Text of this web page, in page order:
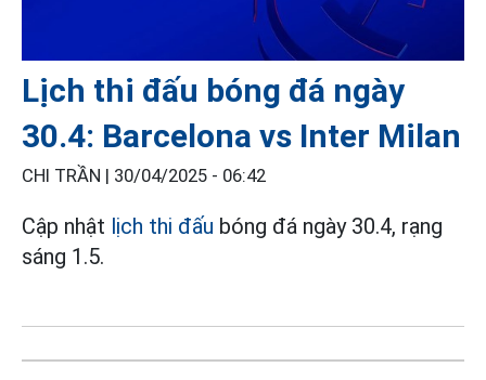
Lịch thi đấu bóng đá ngày
30.4: Barcelona vs Inter Milan
CHI TRẦN | 30/04/2025 - 06:42
Cập nhật lịch thi đấu bóng đá ngày 30.4, rạng
sáng 1.5.